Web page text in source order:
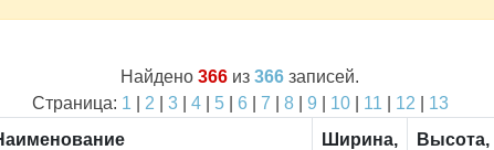
Найдено 366 из 366 записей.
Страница: 1 2 3| 4| 5| 6 7 8| 9 10| 11 12
13
Ширина,
Высота,